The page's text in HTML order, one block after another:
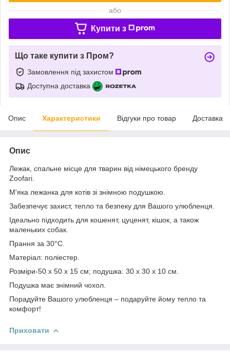
або
Купити з
Що таке купити з Пром?
Замовлення під захистом
Доступна доставка
Опис Характеристики Відгуки про товар Доставка
Опис
Лежак, спальне місце для тварин від німецького бренду
Zoofari.
М'яка лежанка для котів зі знімною подушкою.
Забезпечує захист, тепло та безпеку для Вашого улюбленця.
Ідеально підходить для кошенят, цуценят, кішок, а також
маленьких собак.
Прання за 30°C.
Матеріал: поліестер.
Розміри-50 х 50 х 15 см; подушка: 30 х 30 х 10 см.
Подушка має знімний чохол.
Порадуйте Вашого улюбленця – подаруйте йому тепло та
комфорт!
Приховати